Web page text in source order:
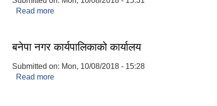
Read more
बनेपा नगर कार्यपालिकाको कार्यालय
Submitted on: Mon, 10/08/2018 - 15:28
Read more